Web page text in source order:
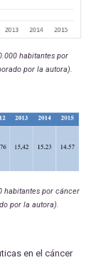
habitantes por
por la autora).
habitantes por cáncer
por la autora).
en el cáncer